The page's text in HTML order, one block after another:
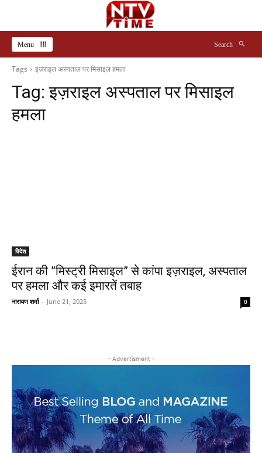
Menu Search
Tags इज़राइल अस्पताल पर मिसाइल हमला
Tag:इज़राइल अस्पताल पर मिसाइल
हमला
विदेश
ईरान की ”मिस्ट्री मिसाइल” से कांपा इज़राइल, अस्पताल
पर हमला और कई इमारतें तबाह
नारायण शर्मा - June 21, 2025 0
- Advertisment -